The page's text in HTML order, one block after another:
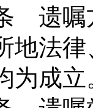
遗嘱
地法
为成立